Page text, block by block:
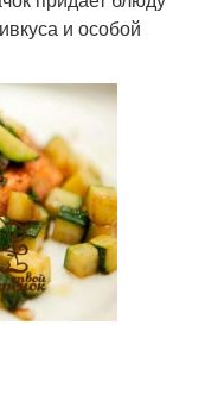
и особой